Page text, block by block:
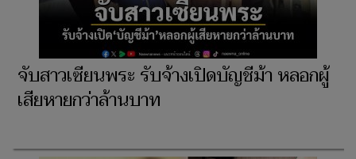
จับสาวเซียนพระ รับจ้างเปิดบัญชีม้า หลอกผู้
เสียหายกว่าล้านบาท